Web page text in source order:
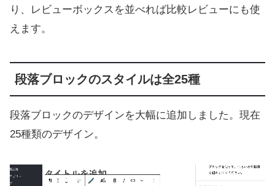
り、レビューボックスを並べれば比較レビューにも使
えます。
段落ブロックのスタイルは全25種
段落ブロックのデザインを大幅に追加しました。現在
25種類のデザイン。